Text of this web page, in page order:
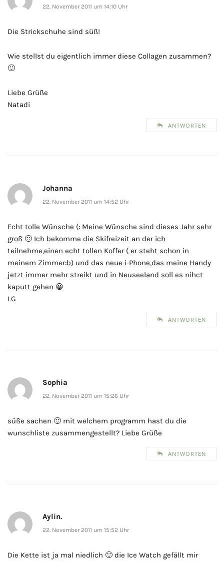
22. November 2011 um 14:10 Uhr
Die Strickschuhe sind süß!
Wie stellst du eigentlich immer diese Collagen zusammen?
🙂
Liebe Grüße
Natadi
ANTWORTEN
Johanna
22. November 2011 um 14:52 Uhr
Echt tolle Wünsche (: Meine Wünsche sind dieses Jahr sehr
groß 🙂 Ich bekomme die Skifreizeit an der ich
teilnehme,einen echt tollen Koffer ( er steht schon in
meinem Zimmer:b) und das neue i-Phone,das meine Handy
jetzt immer mehr streikt und in Neuseeland soll es nihct
kaputt gehen 😀
LG
ANTWORTEN
Sophia
22. November 2011 um 15:26 Uhr
süße sachen 🙂 mit welchem programm hast du die
wunschliste zusammengestellt? Liebe Grüße
ANTWORTEN
Aylin.
22. November 2011 um 15:52 Uhr
Die Kette ist ja mal niedlich 🙂 die Ice Watch gefällt mir